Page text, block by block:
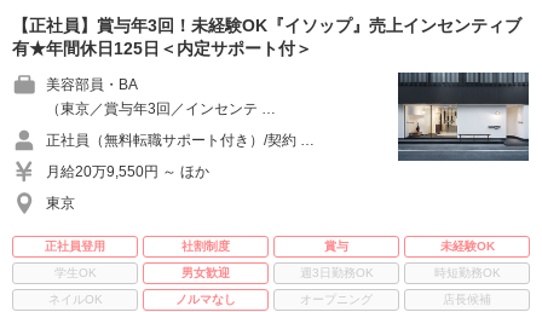
【正社員】賞与年3回！未経験OK『イソップ』売上インセンティブ
有★年間休日125日＜内定サポート付＞
美容部員・BA
（東京／賞与年3回／インセンテ …
正社員（無料転職サポート付き）/契約 …
月給20万9,550円 ～ ほか
東京
正社員登用 社割制度 賞与
未経験OK
学生OK
男女歓迎 週3日勤務OK
時短勤務OK
ネイルOK
ノルマなし オープニング
店長候補